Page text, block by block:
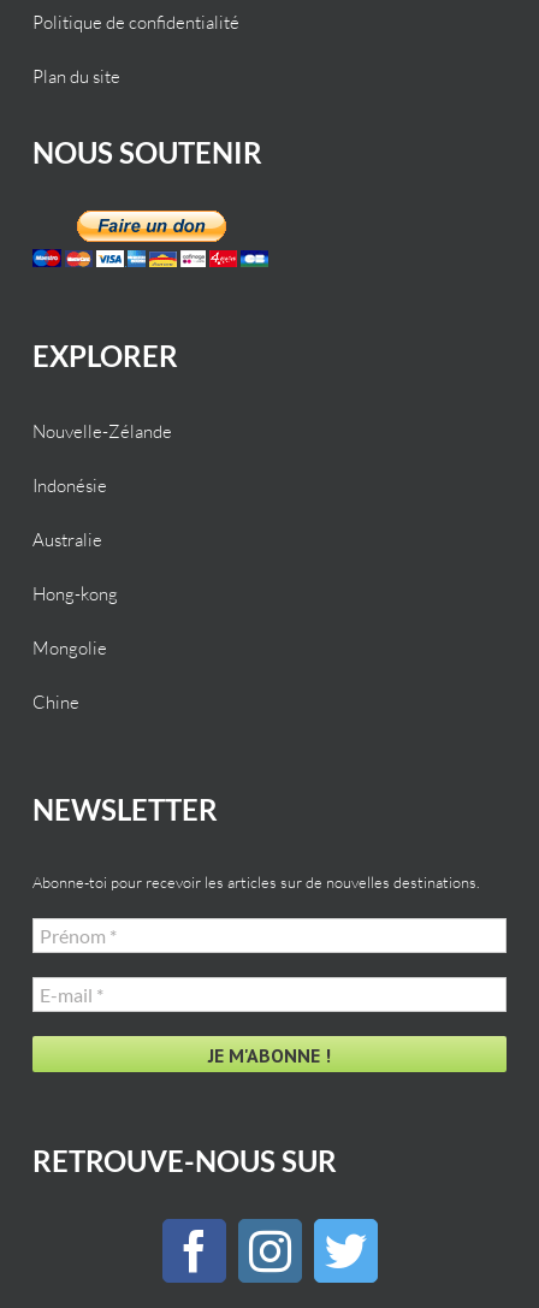
Politique de confidentialité
Plan du site
NOUS SOUTENIR
EXPLORER
Nouvelle-Zélande
Indonésie
Australie
Hong-kong
Mongolie
Chine
NEWSLETTER
Abonne-toi pour recevoir les articles sur de nouvelles destinations.
Prénom
*
E-
mail
*
RETROUVE-NOUS SUR